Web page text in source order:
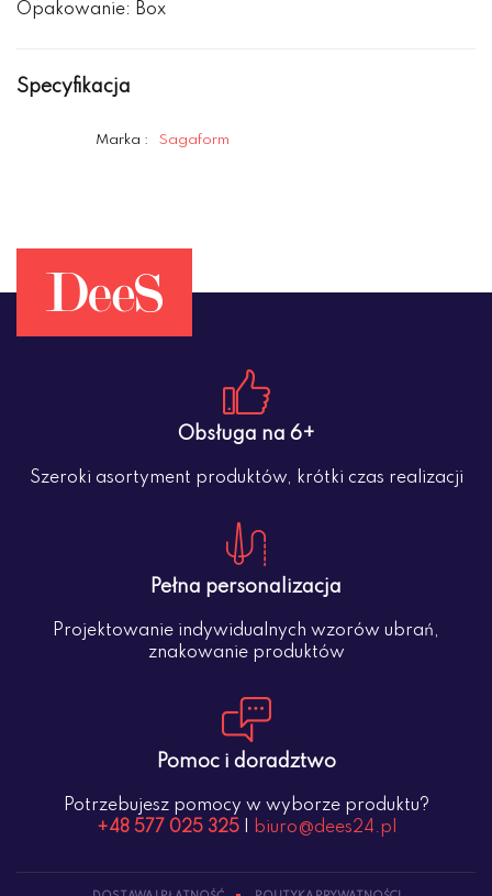
Opakowanie: Box
Specyfikacja
Marka : Sagaform
Obsługa na 6+
Szeroki asortyment produktów, krótki czas realizacji
Pełna personalizacja
Projektowanie indywidualnych wzorów ubrań,
znakowanie produktów
Pomoc i doradztwo
Potrzebujesz pomocy w wyborze produktu?
+48 577 025 325| biuro@dees24.pl